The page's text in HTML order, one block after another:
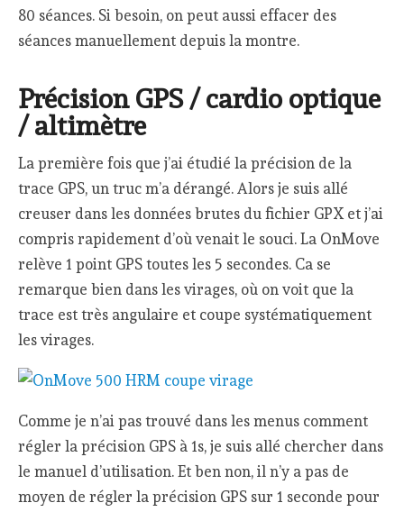
80 séances. Si besoin, on peut aussi effacer des
séances manuellement depuis la montre.
Précision GPS / cardio optique
/ altimètre
La première fois que j’ai étudié la précision de la
trace GPS, un truc m’a dérangé. Alors je suis allé
creuser dans les données brutes du fichier GPX et j’ai
compris rapidement d’où venait le souci. La OnMove
relève 1 point GPS toutes les 5 secondes. Ca se
remarque bien dans les virages, où on voit que la
trace est très angulaire et coupe systématiquement
les virages.
Comme je n’ai pas trouvé dans les menus comment
régler la précision GPS à 1s, je suis allé chercher dans
le manuel d’utilisation. Et ben non, il n’y a pas de
moyen de régler la précision GPS sur 1 seconde pour